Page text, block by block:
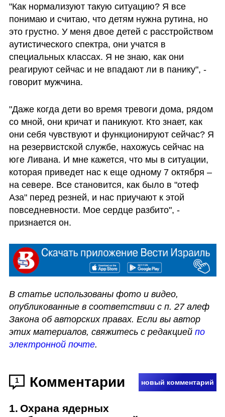
"Как нормализуют такую ситуацию? Я все
понимаю и считаю, что детям нужна рутина, но
это грустно. У меня двое детей с расстройством
аутистического спектра, они учатся в
специальных классах. Я не знаю, как они
реагируют сейчас и не впадают ли в панику", -
говорит мужчина.
"Даже когда дети во время тревоги дома, рядом
со мной, они кричат и паникуют. Кто знает, как
они себя чувствуют и функционируют сейчас? Я
на резервистской службе, нахожусь сейчас на
юге Ливана. И мне кажется, что мы в ситуации,
которая приведет нас к еще одному 7 октября –
на севере. Все становится, как было в "отеф
Аза" перед резней, и нас приучают к этой
повседневности. Мое сердце разбито", -
признается он.
В статье использованы фото и видео,
опубликованные в соответствии с п. 27 алеф
Закона об авторских правах. Если вы автор
этих материалов, свяжитесь с редакцией по
электронной почте.
1 Комментарии новый комментарий
1. Охрана ядерных